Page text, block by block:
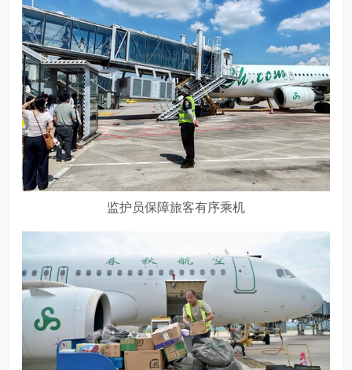
监护员保障旅客有序乘机